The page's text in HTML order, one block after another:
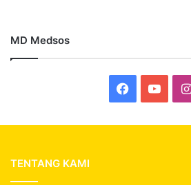
MD Medsos
Facebook
TENTANG KAMI